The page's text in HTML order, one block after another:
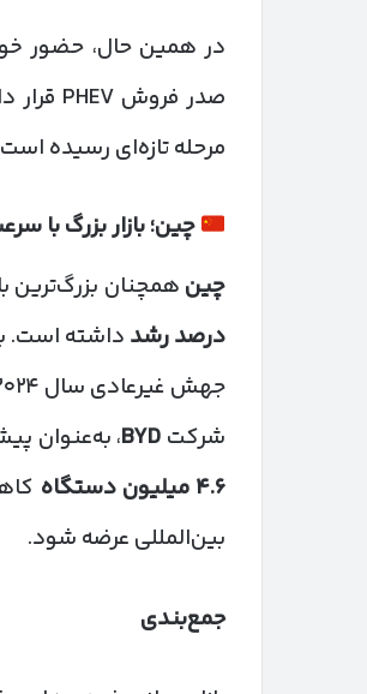
در همین حال، حضور
صدر فروش PHEV قرار دارد و معرفی مدل جدید
مرحله تازه‌ای رسیده
چین؛ بازار بزرگ با
چین همچنان بزرگ‌ترین
درصد رشد داشته است.
جهش غیرعادی سال ۲۰۲۴ به‌واسطه طرح تعویض خودروهای فرسوده است.
شرکت BYD، به‌عنوان
۴.۶ میلیون دستگاه
بین‌المللی عرضه شود.
جمع‌بندی